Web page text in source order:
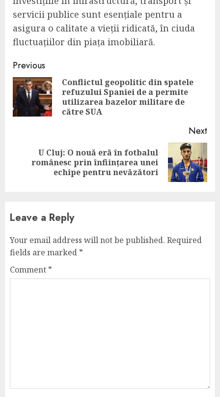
servicii publice sunt esențiale pentru a
asigura o calitate a vieții ridicată, în ciuda
fluctuațiilor din piața imobiliară.
Continue
Reading
Previous
Conflictul geopolitic din spatele
refuzului Spaniei de a permite
utilizarea bazelor militare de
către SUA
Next
Next
U Cluj: O nouă eră în fotbalul
românesc prin înființarea unei
echipe pentru nevăzători
Leave a Reply
Your email address will not be published. Required
fields are marked *
Comment *